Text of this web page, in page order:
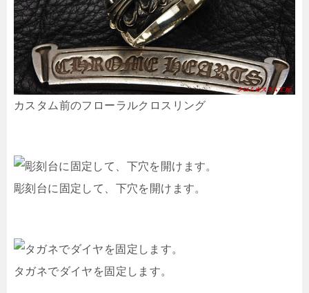
カスタム前のフローラルクロスリング
彫刻台に固定して、下穴を開けます。
タガネでダイヤを固定します。